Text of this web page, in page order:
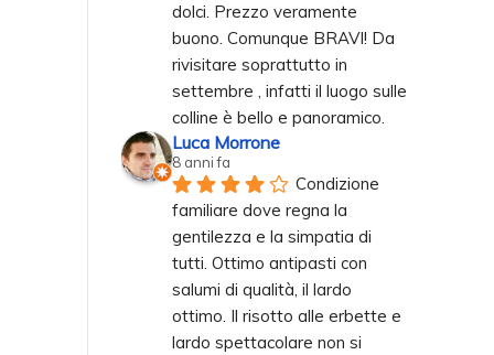
dolci. Prezzo veramente
buono. Comunque BRAVI! Da
rivisitare soprattutto in
settembre , infatti il luogo sulle
colline è bello e panoramico.
Luca Morrone
8 anni fa
Condizione
familiare dove regna la
gentilezza e la simpatia di
tutti. Ottimo antipasti con
salumi di qualità, il lardo
ottimo. Il risotto alle erbette e
lardo spettacolare non si